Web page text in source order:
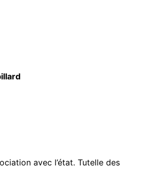
avec l’état. Tutelle des